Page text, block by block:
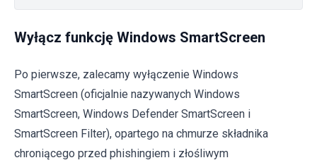
Wyłącz funkcję Windows SmartScreen
Po pierwsze, zalecamy wyłączenie Windows
SmartScreen (oficjalnie nazywanych Windows
SmartScreen, Windows Defender SmartScreen i
SmartScreen Filter), opartego na chmurze składnika
chroniącego przed phishingiem i złośliwym